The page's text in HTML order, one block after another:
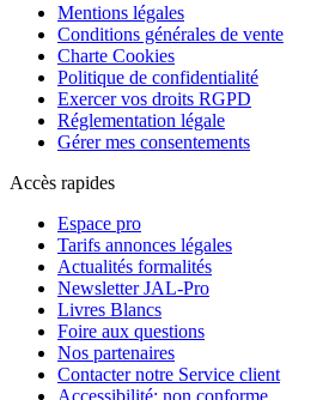
Mentions légales
Conditions générales de vente
Charte Cookies
Politique de confidentialité
Exercer vos droits RGPD
Réglementation légale
Gérer mes consentements
Accès rapides
Espace pro
Tarifs annonces légales
Actualités formalités
Newsletter JAL-Pro
Livres Blancs
Foire aux questions
Nos partenaires
Contacter notre Service client
Accessibilité: non conforme